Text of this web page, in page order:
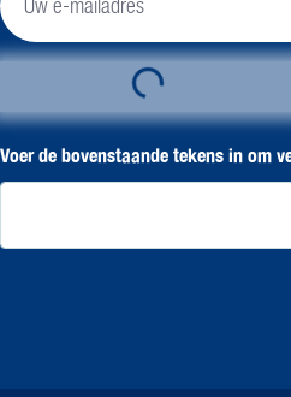
Loading...
Voer de bovenstaande tekens in om